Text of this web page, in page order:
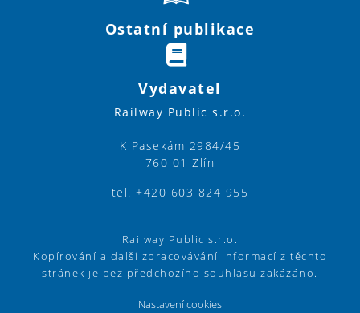
Ostatní publikace
Vydavatel
Railway Public s.r.o.
K Pasekám 2984/45
760 01 Zlín
tel. +420 603 824 955
Railway Public s.r.o.
Kopírování a další zpracovávání informací z těchto
stránek je bez předchozího souhlasu zakázáno.
Nastavení cookies